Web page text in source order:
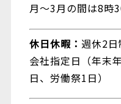
月～3月の間は8時
休日休暇： 週休2
会社指定日（年末
日、労働祭1日）